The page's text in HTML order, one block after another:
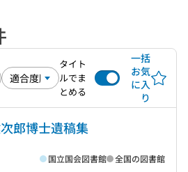
タイト
ルでま
とめる
一括
お気
に入
り
郎博士遺稿集
国立国会図書館 全国の図書館